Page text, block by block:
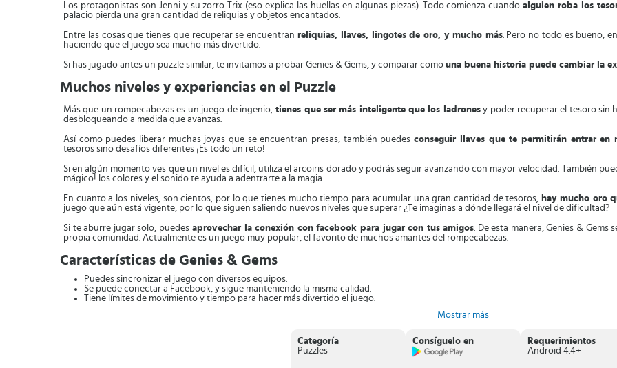
Los protagonistas son Jenni y su zorro Trix (eso explica las huellas en algunas piezas). Todo comienza cuandoalguien roba los
palacio pierda una gran cantidad de reliquias y objetos encantados.
Entre las cosas que tienes que recuperar se encuentranreliquias, llaves, lingotes de oro, y mucho más. Pero no todo es bueno,
haciendo que el juego sea mucho más divertido.
Si has jugado antes un puzzle similar, te invitamos a probar Genies & Gems, y comparar como una buena historia puede cambiar la
Muchos niveles y experiencias en el Puzzle
Más que un rompecabezas es un juego de ingenio,tienes que ser más inteligente que los ladronesy poder recuperar el tesoro sin
desbloqueando a medida que avanzas.
Así como puedes liberar muchas joyas que se encuentran presas, también puedesconseguir llaves que te permitirán entrar en
tesoros sino desafíos diferentes ¡Es todo un reto!
Si en algún momento ves que un nivel es difícil, utiliza el arcoiris dorado y podrás seguir avanzando con mayor velocidad. También
mágico! los colores y el sonido te ayuda a adentrarte a la magia.
En cuanto a los niveles, son cientos, por lo que tienes mucho tiempo para acumular una gran cantidad de tesoros, hay mucho oro
juego que aún está vigente, por lo que siguen saliendo nuevos niveles que superar ¿Te imaginas a dónde llegará el nivel de dificultad?
Si te aburre jugar solo, puedesaprovechar la conexión con facebook para jugar con tus amigos. De esta manera, Genies &
propia comunidad. Actualmente es un juego muy popular, el favorito de muchos amantes del rompecabezas.
Características de Genies & Gems
Puedes sincronizar el juego con diversos equipos.
Se puede conectar a Facebook, y sigue manteniendo la misma calidad.
Tiene límites de movimiento y tiempo para hacer más divertido el juego.
Puedes compartir tus resultados por las redes sociales.
Mostrar más
Categoría
Puzzles
Consíguelo en
Requerimientos
Android 4.4+